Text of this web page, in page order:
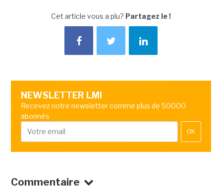
Cet article vous a plu? Partagez le !
NEWSLETTER LMI
Recevez notre newsletter comme plus de 50000
abonnés
OK
Commentaire